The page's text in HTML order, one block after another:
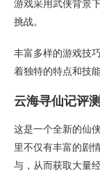
游戏采用武侠背景
挑战。
丰富多样的游戏技
着独特的特点和技能
云海寻仙记评测
这是一个全新的仙
里不仅有丰富的剧
与，从而获取大量